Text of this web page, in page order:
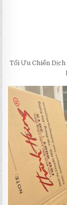
Tối Ưu Chiến